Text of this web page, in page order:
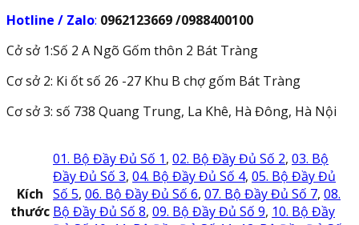
Hotline / Zalo: 0962123669 /0988400100
Cở sở 1:Số 2 A Ngõ Gốm thôn 2 Bát Tràng
Cơ sở 2: Ki ốt số 26 -27 Khu B chợ gốm Bát Tràng
Cơ sở 3: số 738 Quang Trung, La Khê, Hà Đông, Hà Nội
Kích
thước
01. Bộ Đầy Đủ Số 1, 02. Bộ Đầy Đủ Số 2, 03. Bộ
Đầy Đủ Số 3, 04. Bộ Đầy Đủ Số 4, 05. Bộ Đầy Đủ
Số 5, 06. Bộ Đầy Đủ Số 6, 07. Bộ Đầy Đủ Số 7, 08.
Bộ Đầy Đủ Số 8, 09. Bộ Đầy Đủ Số 9, 10. Bộ Đầy